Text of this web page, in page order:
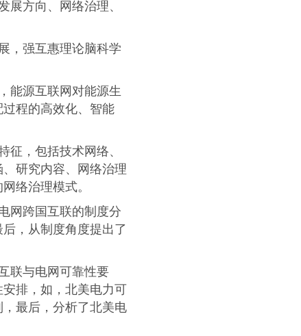
展方向、网络治理、
，强互惠理论脑科学
能源互联网对能源生
程的高效化、智能
征，包括技术网络、
研究内容、网络治理
络治理模式。
网跨国互联的制度分
，从制度角度提出了
联与电网可靠性要
排，如，北美电力可
最后，分析了北美电